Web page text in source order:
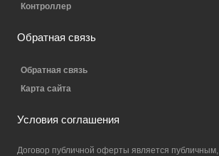
Контроллер
Обратная связь
Обратная связь
Карта сайта
Условия соглашения
Договор публичной оферты является публичным,